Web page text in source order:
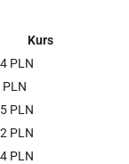
Kurs
PLN
PLN
PLN
PLN